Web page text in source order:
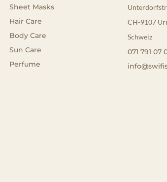
Sheet Masks
Hair Care
Body Care
Sun Care
Perfume
CH-9107
Schweiz
071 791 07